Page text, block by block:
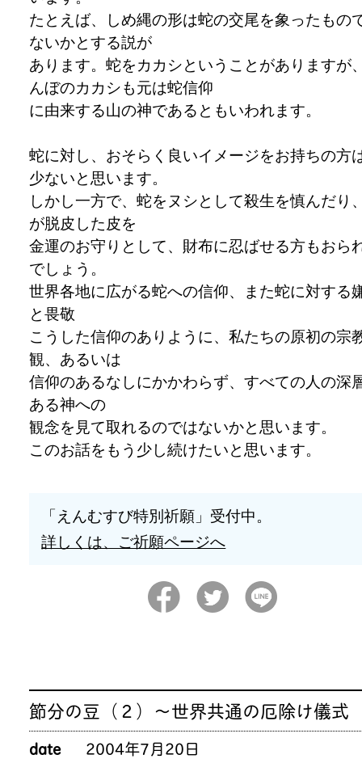
たとえば、しめ縄の形は蛇の交尾を象ったもの
ないかとする説が
あります。蛇をカカシということがありますが
んぼのカカシも元は蛇信仰
に由来する山の神であるともいわれます。
蛇に対し、おそらく良いイメージをお持ちの方
少ないと思います。
しかし一方で、蛇をヌシとして殺生を慎んだり
が脱皮した皮を
金運のお守りとして、財布に忍ばせる方もおら
でしょう。
世界各地に広がる蛇への信仰、また蛇に対する
と畏敬
こうした信仰のありように、私たちの原初の宗
観、あるいは
信仰のあるなしにかかわらず、すべての人の深
ある神への
観念を見て取れるのではないかと思います。
このお話をもう少し続けたいと思います。
「えんむすび特別祈願」受付中。
詳しくは、ご祈願ページへ
節分の豆（２）～世界共通の厄除け儀式
date
2004年7月20日